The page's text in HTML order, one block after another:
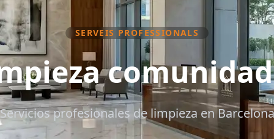
SERVEIS PROFESSIONALS
Servicios profesionales de limpieza en Barcelona